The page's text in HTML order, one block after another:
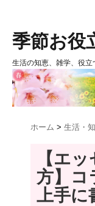
季節お役
生活の知恵、雑学、役立
ホーム > 生活・
【エ
方】コ
上手に